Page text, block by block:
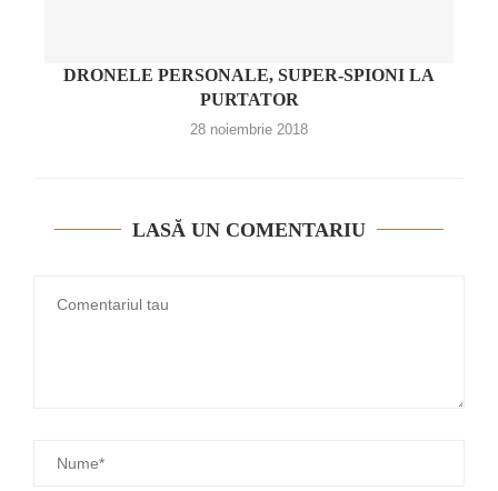
DRONELE PERSONALE, SUPER-SPIONI LA
PURTATOR
28 noiembrie 2018
LASĂ UN COMENTARIU